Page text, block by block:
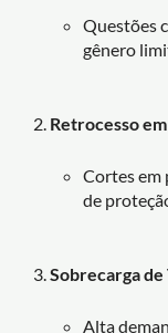
Questões
gênero
Retrocesso
Cortes em
de
Sobrecarga
Alta